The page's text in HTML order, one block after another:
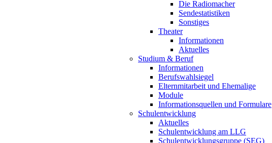
Die Radiomacher
Sendestatistiken
Sonstiges
Theater
Informationen
Aktuelles
Studium & Beruf
Informationen
Berufswahlsiegel
Elternmitarbeit und Ehemalige
Module
Informationsquellen und Formulare
Schulentwicklung
Aktuelles
Schulentwicklung am LLG
Schulentwicklungsgruppe (SEG)